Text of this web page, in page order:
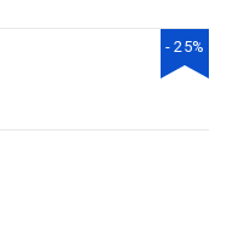
- 25%